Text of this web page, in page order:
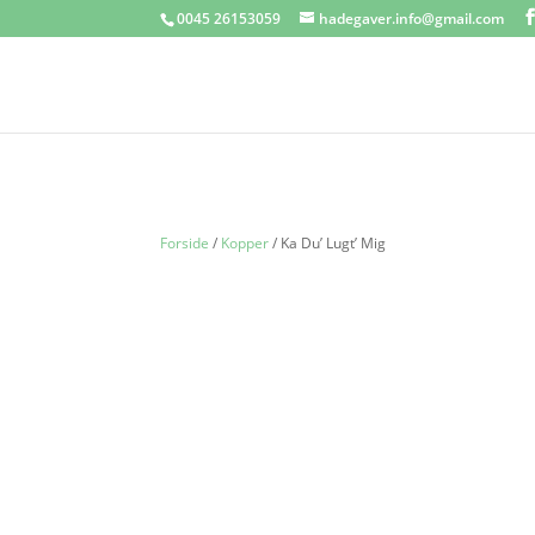
0045 26153059 hadegaver.info@gmail.com
Forside / Kopper/ Ka Du’ Lugt’ Mig